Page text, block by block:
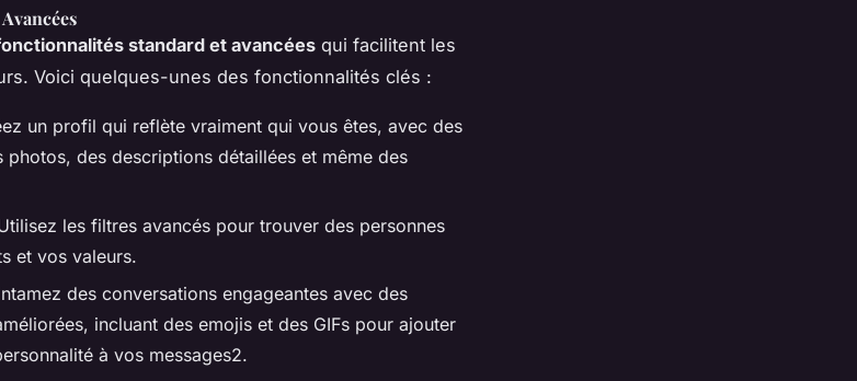
standard et avancées qui facilitent les
Voici quelques-unes des fonctionnalités clés :
un profil qui reflète vraiment qui vous êtes, avec des
des descriptions détaillées et même des
les filtres avancés pour trouver des personnes
et vos valeurs.
des conversations engageantes avec des
incluant des emojis et des GIFs pour ajouter
à vos messages2.